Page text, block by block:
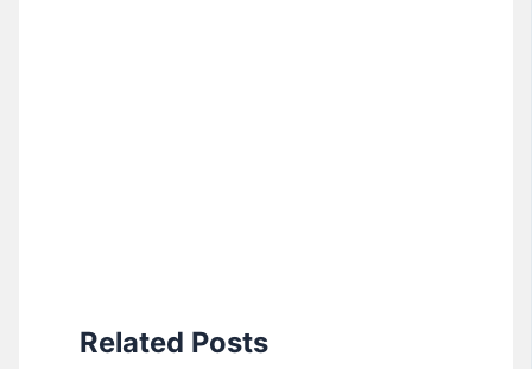
Related Posts